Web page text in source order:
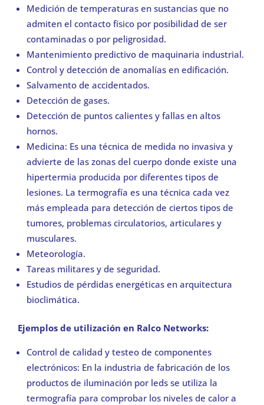
Medición de temperaturas en sustancias que no
admiten el contacto físico por posibilidad de ser
contaminadas o por peligrosidad.
Mantenimiento predictivo de maquinaria industrial.
Control y detección de anomalías en edificación.
Salvamento de accidentados.
Detección de gases.
Detección de puntos calientes y fallas en altos
hornos.
Medicina: Es una técnica de medida no invasiva y
advierte de las zonas del cuerpo donde existe una
hipertermia producida por diferentes tipos de
lesiones. La termografía es una técnica cada vez
más empleada para detección de ciertos tipos de
tumores, problemas circulatorios, articulares y
musculares.
Meteorología.
Tareas militares y de seguridad.
Estudios de pérdidas energéticas en arquitectura
bioclimática.
Ejemplos de utilización en Ralco Networks:
Control de calidad y testeo de componentes
electrónicos: En la industria de fabricación de los
productos de iluminación por leds se utiliza la
termografía para comprobar los niveles de calor a